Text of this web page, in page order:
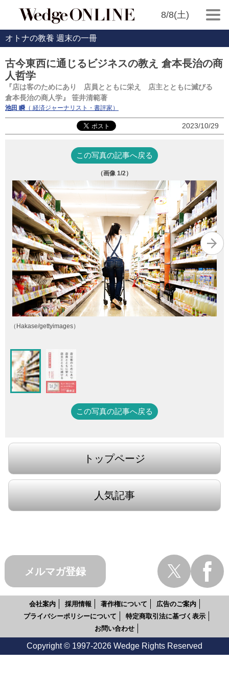
8/8(土)
オトナの教養 週末の一冊
古今東西に通じるビジネスの教え 倉本長治の商
人哲学
『店は客のためにあり 店員とともに栄え 店主とともに滅びる
倉本長治の商人学』 笹井清範著
池田 瞬 （ 経済ジャーナリスト・書評家）
2023/10/29
この写真の記事へ戻る
（画像 1/2）
（Hakase/gettyimages）
この写真の記事へ戻る
トップページ
人気記事
メルマガ登録
会社案内 採用情報 著作権について
広告のご案内
プライバシーポリシーについて
特定商取引法に基づく表示
お問い合わせ
Copyright © 1997-2026 Wedge Rights Reserved